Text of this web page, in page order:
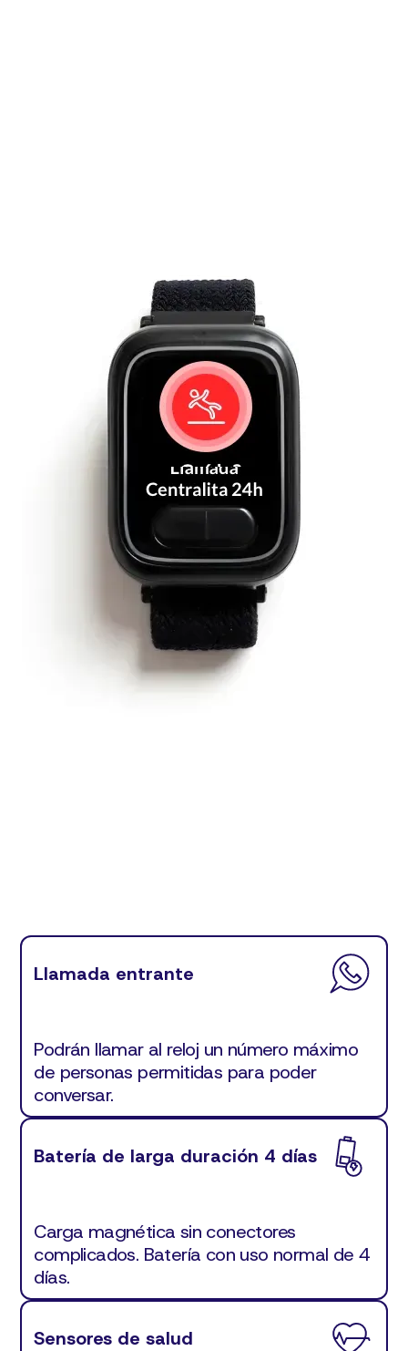
Llamada entrante
Podrán llamar al reloj un número máximo
de personas permitidas para poder
conversar.
Batería de larga duración 4 días
Carga magnética sin conectores
complicados. Batería con uso normal de 4
días.
Sensores de salud